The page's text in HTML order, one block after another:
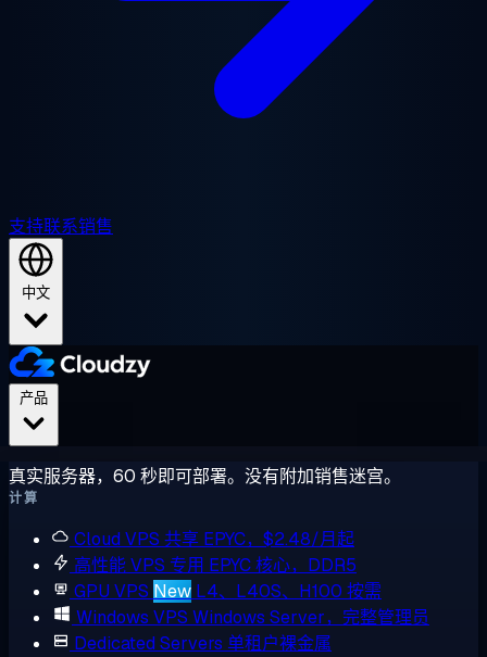
支持联系销售
中文
真实服务器，60 秒即可部署。没有附加销售迷宫。
计算
Cloud VPS 共享 EPYC，$2.48/月起
高性能 VPS 专用 EPYC 核心，DDR5
GPU VPS New L4、L40S、H100 按需
Windows VPS Windows Server，完整管理员
Dedicated Servers 单租户裸金属